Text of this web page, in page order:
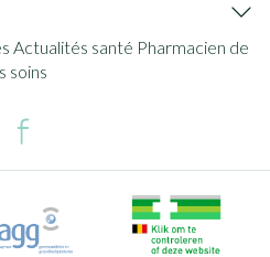
Actualités santé Pharmacien de
soins